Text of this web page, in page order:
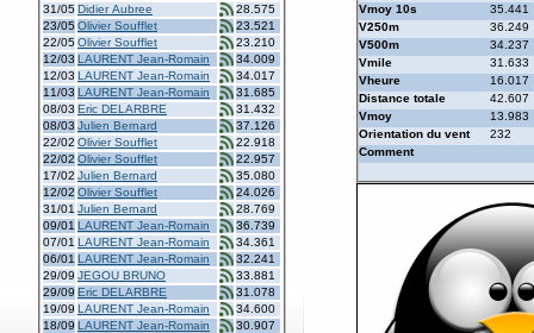
31/05Didier Aubree
28.575
23/05 Olivier Soufflet
23.521
22/05Olivier Soufflet
23.210
12/03 LAURENT Jean-Romain
34.009
12/03 LAURENT Jean-Romain
34.017
11/03 LAURENT Jean-Romain
31.685
08/03 Eric DELARBRE
31.432
08/03 Julien Bernard
37.126
22/02 Olivier Soufflet
22.918
22/02 Olivier Soufflet
22.957
17/02 Julien Bernard
35.080
12/02 Olivier Soufflet
24.026
31/01 Julien Bernard
28.769
09/01 LAURENT Jean-Romain
36.739
07/01 LAURENT Jean-Romain
34.361
06/01 LAURENT Jean-Romain
32.241
29/09 JEGOU BRUNO
33.881
29/09 Eric DELARBRE
31.078
19/09 LAURENT Jean-Romain
34.600
18/09 LAURENT Jean-Romain
30.907
Vmoy 10s
35.441
V250m
36.249
V500m
34.237
Vmile
31.633
Vheure
16.017
Distance totale
42.607
Vmoy
13.983
Orientation du vent
232
Comment